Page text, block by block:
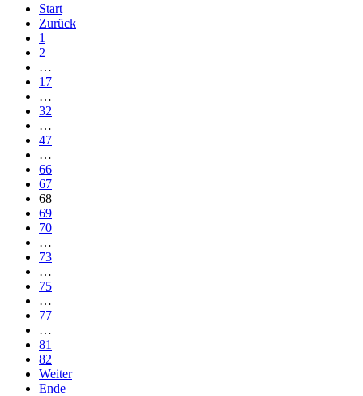
Start
Zurück
1
2
…
17
…
32
…
47
…
66
67
68
69
70
…
73
…
75
…
77
…
81
82
Weiter
Ende